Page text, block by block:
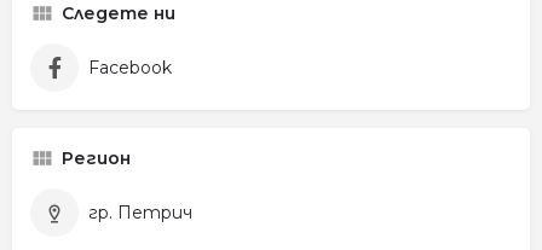
Следете ни
Facebook
Регион
гр. Петрич